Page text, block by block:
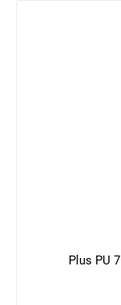
Plus PU